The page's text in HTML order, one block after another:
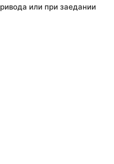
или при заедании